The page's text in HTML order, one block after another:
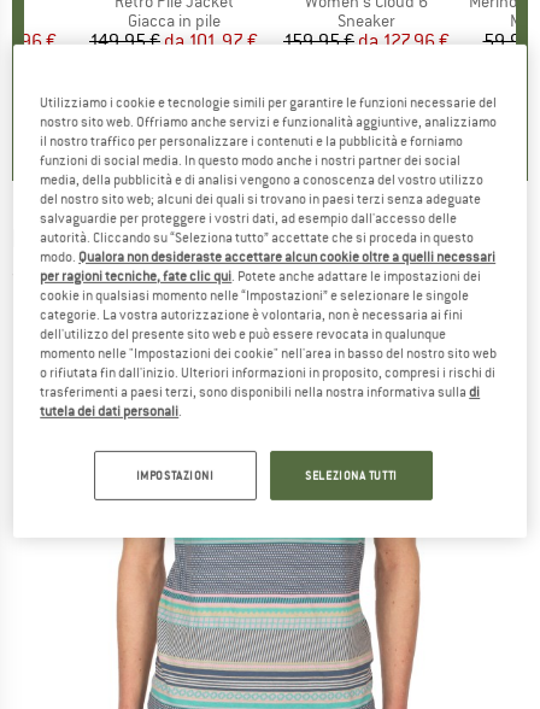
ridotto
€
)
Gruppo di prodotti
Giacca in pile
Prezzo
149,95 € Prezzo ridotto
da 101,97 €
4,6(71)
Gruppo di prodotti
Sneaker
Prezzo
159,95 € Prezzo ridotto
da 127,96 €
4,7(48)
59,95
IRIEDAILY -Vintachi Tee - T-shirt
(0)
Utilizziamo i cookie e tecnologie simili per garantire le funzioni necessarie del
nostro sito web. Offriamo anche servizi e funzionalità aggiuntive, analizziamo
il nostro traffico per personalizzare i contenuti e la pubblicità e forniamo
funzioni di social media. In questo modo anche i nostri partner dei social
media, della pubblicità e di analisi vengono a conoscenza del vostro utilizzo
del nostro sito web; alcuni dei quali si trovano in paesi terzi senza adeguate
salvaguardie per proteggere i vostri dati, ad esempio dall'accesso delle
autorità. Cliccando su “Seleziona tutto” accettate che si proceda in questo
modo. Qualora non desideraste accettare alcun cookie oltre a quelli necessari
per ragioni tecniche, fate clic qui. Potete anche adattare le impostazioni dei
cookie in qualsiasi momento nelle “Impostazioni” e selezionare le singole
categorie. La vostra autorizzazione è volontaria, non è necessaria ai fini
dell'utilizzo del presente sito web e può essere revocata in qualunque
momento nelle "Impostazioni dei cookie" nell'area in basso del nostro sito web
o rifiutata fin dall'inizio. Ulteriori informazioni in proposito, compresi i rischi di
trasferimenti a paesi terzi, sono disponibili nella nostra informativa sulladi
tutela dei dati personali.
IMPOSTAZIONI SELEZIONA TUTTI